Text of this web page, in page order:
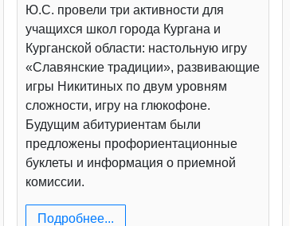
Ю.С. провели три активности для
учащихся школ города Кургана и
Курганской области: настольную игру
«Славянские традиции», развивающие
игры Никитиных по двум уровням
сложности, игру на глюкофоне.
Будущим абитуриентам были
предложены профориентационные
буклеты и информация о приемной
комиссии.
Подробнее...